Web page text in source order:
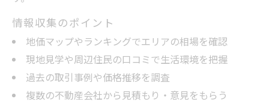
情報収集のポイント
地価マップやランキングでエリアの相場を確認
現地見学や周辺住民の口コミで生活環境を把握
過去の取引事例や価格推移を調査
複数の不動産会社から見積もり・意見をもらう